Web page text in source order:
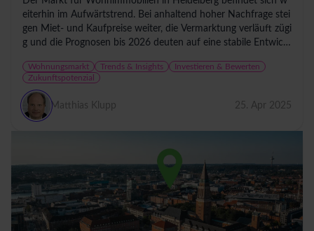
eiterhin im Aufwärtstrend. Bei anhaltend hoher Nachfrage stei
gen Miet- und Kaufpreise weiter, die Vermarktung verläuft zügi
g und die Prognosen bis 2026 deuten auf eine stabile Entwickl
Wohnungsmarkt Trends & Insights
Investieren & Bewerten
Zukunftspotenzial
Matthias Klupp 25. Apr 2025